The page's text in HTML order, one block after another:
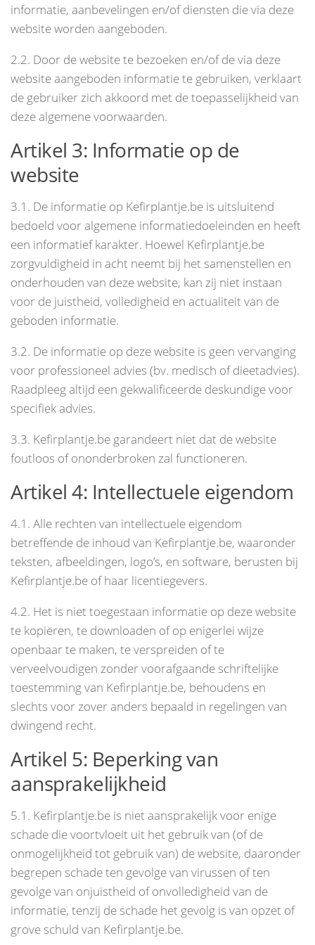
informatie, aanbevelingen en/of diensten die via deze
website worden aangeboden.
2.2. Door de website te bezoeken en/of de via deze
website aangeboden informatie te gebruiken, verklaart
de gebruiker zich akkoord met de toepasselijkheid van
deze algemene voorwaarden.
Artikel 3: Informatie op de
website
3.1. De informatie op Kefirplantje.be is uitsluitend
bedoeld voor algemene informatiedoeleinden en heeft
een informatief karakter. Hoewel Kefirplantje.be
zorgvuldigheid in acht neemt bij het samenstellen en
onderhouden van deze website, kan zij niet instaan
voor de juistheid, volledigheid en actualiteit van de
geboden informatie.
3.2. De informatie op deze website is geen vervanging
voor professioneel advies (bv. medisch of dieetadvies).
Raadpleeg altijd een gekwalificeerde deskundige voor
specifiek advies.
3.3. Kefirplantje.be garandeert niet dat de website
foutloos of ononderbroken zal functioneren.
Artikel 4: Intellectuele eigendom
4.1. Alle rechten van intellectuele eigendom
betreffende de inhoud van Kefirplantje.be, waaronder
teksten, afbeeldingen, logo’s, en software, berusten bij
Kefirplantje.be of haar licentiegevers.
4.2. Het is niet toegestaan informatie op deze website
te kopiëren, te downloaden of op enigerlei wijze
openbaar te maken, te verspreiden of te
verveelvoudigen zonder voorafgaande schriftelijke
toestemming van Kefirplantje.be, behoudens en
slechts voor zover anders bepaald in regelingen van
dwingend recht.
Artikel 5: Beperking van
aansprakelijkheid
5.1. Kefirplantje.be is niet aansprakelijk voor enige
schade die voortvloeit uit het gebruik van (of de
onmogelijkheid tot gebruik van) de website, daaronder
begrepen schade ten gevolge van virussen of ten
gevolge van onjuistheid of onvolledigheid van de
informatie, tenzij de schade het gevolg is van opzet of
grove schuld van Kefirplantje.be.